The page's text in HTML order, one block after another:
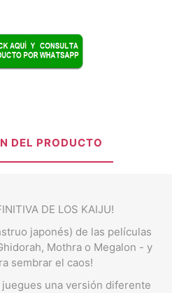
DEL PRODUCTO
DE LOS KAIJU!
japonés) de las películas
Mothra o Megalon - y
sembrar el caos!
una versión diferente